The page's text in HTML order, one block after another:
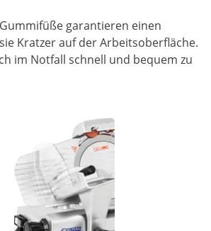
garantieren einen
Kratzer auf der Arbeitsoberfläche.
im Notfall schnell und bequem zu